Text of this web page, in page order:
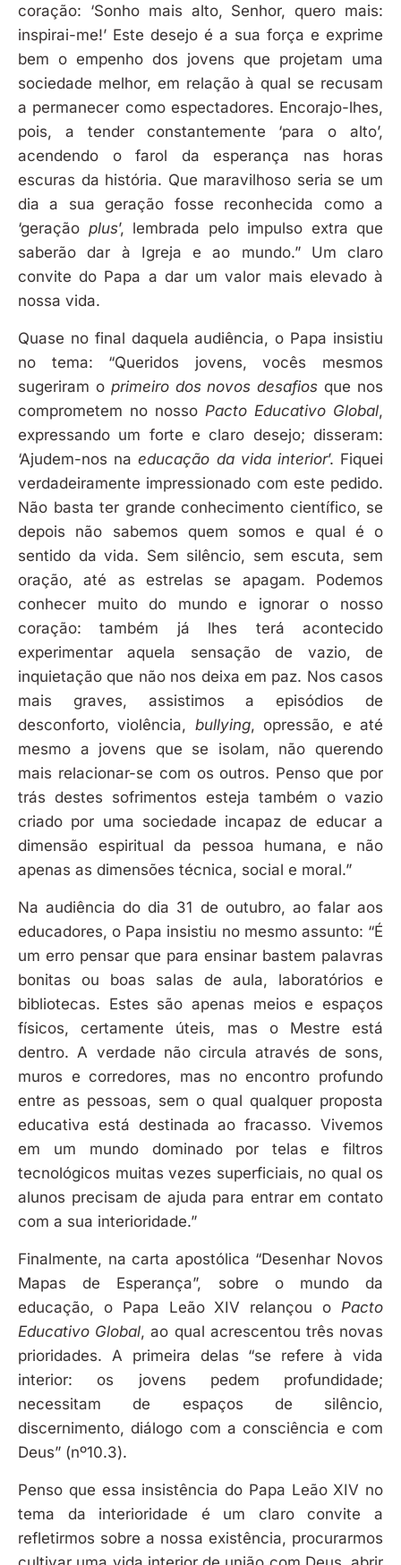
coração: ‘Sonho mais alto, Senhor, quero mais:
inspirai-me!’ Este desejo é a sua força e exprime
bem o empenho dos jovens que projetam uma
sociedade melhor, em relação à qual se recusam
a permanecer como espectadores. Encorajo-lhes,
pois, a tender constantemente ‘para o alto’,
acendendo o farol da esperança nas horas
escuras da história. Que maravilhoso seria se um
dia a sua geração fosse reconhecida como a
‘geração plus’, lembrada pelo impulso extra que
saberão dar à Igreja e ao mundo.” Um claro
convite do Papa a dar um valor mais elevado à
nossa vida.
Quase no final daquela audiência, o Papa insistiu
no tema: “Queridos jovens, vocês mesmos
sugeriram o primeiro dos novos desafiosque nos
comprometem no nosso Pacto Educativo Global,
expressando um forte e claro desejo; disseram:
‘Ajudem-nos naeducação da vida interior’. Fiquei
verdadeiramente impressionado com este pedido.
Não basta ter grande conhecimento científico, se
depois não sabemos quem somos e qual é o
sentido da vida. Sem silêncio, sem escuta, sem
oração, até as estrelas se apagam. Podemos
conhecer muito do mundo e ignorar o nosso
coração: também já lhes terá acontecido
experimentar aquela sensação de vazio, de
inquietação que não nos deixa em paz. Nos casos
mais graves, assistimos a episódios de
desconforto, violência, bullying, opressão, e até
mesmo a jovens que se isolam, não querendo
mais relacionar-se com os outros. Penso que por
trás destes sofrimentos esteja também o vazio
criado por uma sociedade incapaz de educar a
dimensão espiritual da pessoa humana, e não
apenas as dimensões técnica, social e moral.”
Na audiência do dia 31 de outubro, ao falar aos
educadores, o Papa insistiu no mesmo assunto: “É
um erro pensar que para ensinar bastem palavras
bonitas ou boas salas de aula, laboratórios e
bibliotecas. Estes são apenas meios e espaços
físicos, certamente úteis, mas o Mestre está
dentro. A verdade não circula através de sons,
muros e corredores, mas no encontro profundo
entre as pessoas, sem o qual qualquer proposta
educativa está destinada ao fracasso. Vivemos
em um mundo dominado por telas e filtros
tecnológicos muitas vezes superficiais, no qual os
alunos precisam de ajuda para entrar em contato
com a sua interioridade.”
Finalmente, na carta apostólica “Desenhar Novos
Mapas de Esperança”, sobre o mundo da
educação, o Papa Leão XIV relançou o Pacto
Educativo Global, ao qual acrescentou três novas
prioridades. A primeira delas “se refere à vida
interior: os jovens pedem profundidade;
necessitam de espaços de silêncio,
discernimento, diálogo com a consciência e com
Deus” (nº10.3).
Penso que essa insistência do Papa Leão XIV no
tema da interioridade é um claro convite a
refletirmos sobre a nossa existência, procurarmos